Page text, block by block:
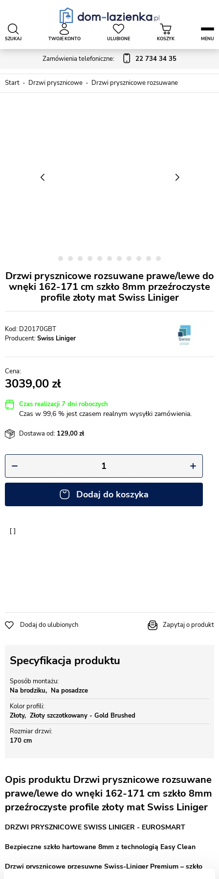
Zamówienia telefoniczne: 22 734 34 35
SZUKAJ TWOJE KONTO ULUBIONE KOSZYK MENU
Start Drzwi prysznicowe Drzwi prysznicowe rozsuwane
Drzwi prysznicowe rozsuwane prawe/lewe do
wnęki 162-171 cm szkło 8mm przeźroczyste
profile złoty mat Swiss Liniger
D20170GBT
Producent:Swiss Liniger
3039,00
Czas realizacji 7 dni roboczych
Czas w 99,6 % jest czasem realnym wysyłki zamówienia.
Dostawa od: 129,00
Dodaj do koszyka
Dodaj do ulubionych Zapytaj o produkt
Specyfikacja produktu
Sposób montażu
Na brodziku
Na posadzce
Kolor profili
Złoty
Złoty szczotkowany - Gold Brushed
Rozmiar drzwi
170 cm
Opis produktu Drzwi prysznicowe rozsuwane
prawe/lewe do wnęki 162-171 cm szkło 8mm
przeźroczyste profile złoty mat Swiss Liniger
DRZWI PRYSZNICOWE SWISS LINIGER - EUROSMART
Bezpieczne szkło hartowane 8mm z technologią Easy Clean
Drzwi prysznicowe przesuwne Swiss-Liniger Premium – szkło